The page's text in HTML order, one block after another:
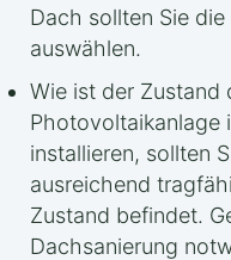
Dach sollten Sie
auswählen.
Wie ist der Zustand
Photovoltaikanlage
installieren, sollten
ausreichend
Zustand befindet.
Dachsanierung